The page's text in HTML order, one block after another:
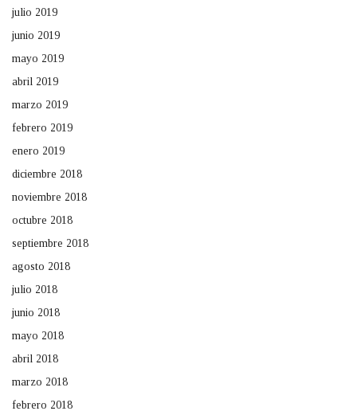
julio 2019
junio 2019
mayo 2019
abril 2019
marzo 2019
febrero 2019
enero 2019
diciembre 2018
noviembre 2018
octubre 2018
septiembre 2018
agosto 2018
julio 2018
junio 2018
mayo 2018
abril 2018
marzo 2018
febrero 2018